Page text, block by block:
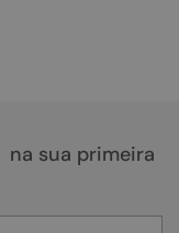
na sua primeira